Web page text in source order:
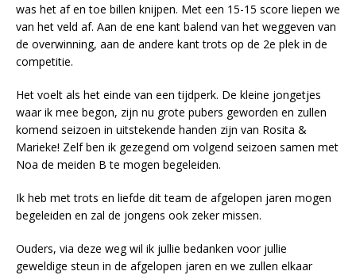
was het af en toe billen knijpen. Met een 15-15 score liepen we
van het veld af. Aan de ene kant balend van het weggeven van
de overwinning, aan de andere kant trots op de 2e plek in de
competitie.
Het voelt als het einde van een tijdperk. De kleine jongetjes
waar ik mee begon, zijn nu grote pubers geworden en zullen
komend seizoen in uitstekende handen zijn van Rosita &
Marieke! Zelf ben ik gezegend om volgend seizoen samen met
Noa de meiden B te mogen begeleiden.
Ik heb met trots en liefde dit team de afgelopen jaren mogen
begeleiden en zal de jongens ook zeker missen.
Ouders, via deze weg wil ik jullie bedanken voor jullie
geweldige steun in de afgelopen jaren en we zullen elkaar